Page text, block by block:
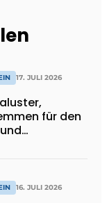
17. JULI 2026
für den
16. JULI 2026